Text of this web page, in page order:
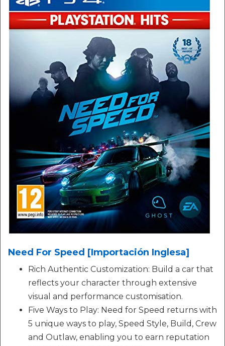
Need For Speed [Importación Inglesa]
Rich Authentic Customization: Build a car that
reflects your character through extensive
visual and performance customisation.
Five Ways to Play: Need for Speed returns with
5 unique ways to play, Speed Style, Build, Crew
and Outlaw, enabling you to earn reputation